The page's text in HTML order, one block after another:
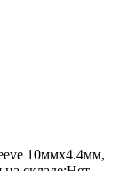
10ммх4.4мм,